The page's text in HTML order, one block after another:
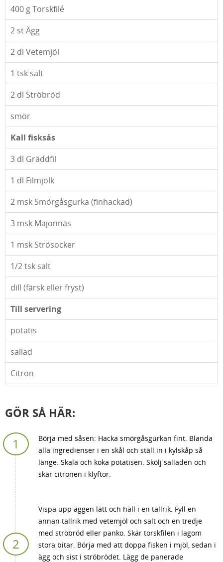
400 g Torskfilé
2 st Ägg
2 dl Vetemjöl
1 tsk salt
2 dl Ströbröd
smör
Kall fisksås
3 dl Gräddfil
1 dl Filmjölk
2 msk Smörgåsgurka (finhackad)
3 msk Majonnäs
1 msk Strösocker
1/2tsk salt
dill (färsk eller fryst)
Till servering
potatis
sallad
Citron
GÖR SÅ HÄR:
Börja med såsen: Hacka smörgåsgurkan fint. Blanda
alla ingredienser i en skål och ställ in i kylskåp så
länge. Skala och koka potatisen. Skölj salladen och
skär citronen i klyftor.
Vispa upp äggen lätt och häll i en tallrik. Fyll en
annan tallrik med vetemjöl och salt och en tredje
med ströbröd eller panko. Skär torskfilen i lagom
stora bitar. Börja med att doppa fisken i mjöl, sedan i
ägg och sist i ströbrödet. Lägg de panerade